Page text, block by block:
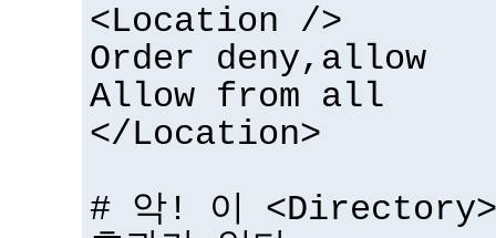
<Location />
Order deny,allow
Allow from all
</Location>
# 악! 이 <Directory>